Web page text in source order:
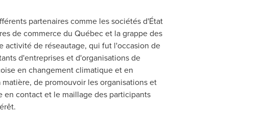
partenaires comme les sociétés d'État
de commerce du Québec et la grappe des
activité de réseautage, qui fut l'occasion de
d'entreprises et d'organisations de
en changement climatique et en
de promouvoir les organisations et
contact et le maillage des participants